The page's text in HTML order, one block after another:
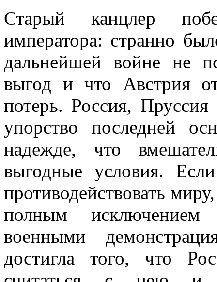
Старый канцлер
императора: странно
дальнейшей войне не
выгод и что Австрия
потерь. Россия,
упорство последней
надежде, что
выгодные условия.
противодействовать
полным
военными
достигла того, что